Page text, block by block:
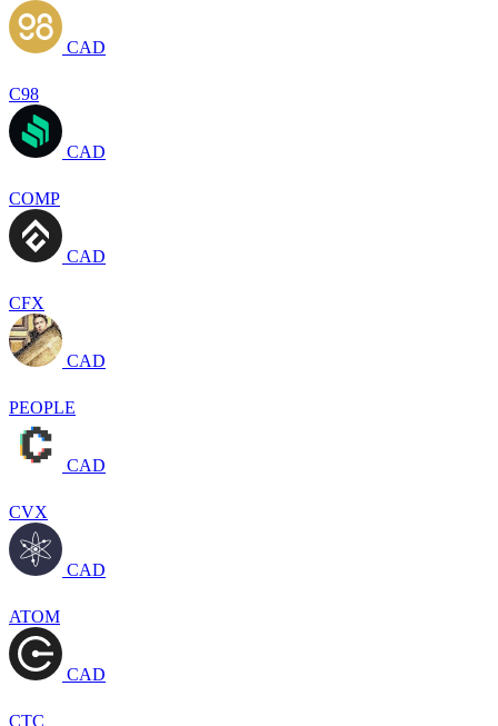
CAD
C98
CAD
COMP
CAD
CFX
CAD
PEOPLE
CAD
CVX
CAD
ATOM
CAD
CTC